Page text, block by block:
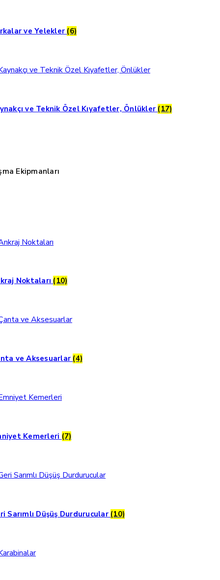
ve Yelekler (6)
ve Teknik Özel Kıyafetler, Önlükler (17)
Ekipmanları
Noktaları (10)
ve Aksesuarlar (4)
Kemerleri (7)
Sarımlı Düşüş Durdurucular (10)